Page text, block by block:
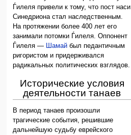
Ѓилеля привели к тому, что пост наси
Синедриона стал наследственным.
На протяжении более 400 лет его
занимали потомки Ѓилеля. Оппонент
Ѓилеля — Шамай был педантичным
ригористом и придерживался
радикальных политических взглядов.
Исторические условия
деятельности танаев
В период танаев произошли
трагические события, решившие
дальнейшую судьбу еврейского